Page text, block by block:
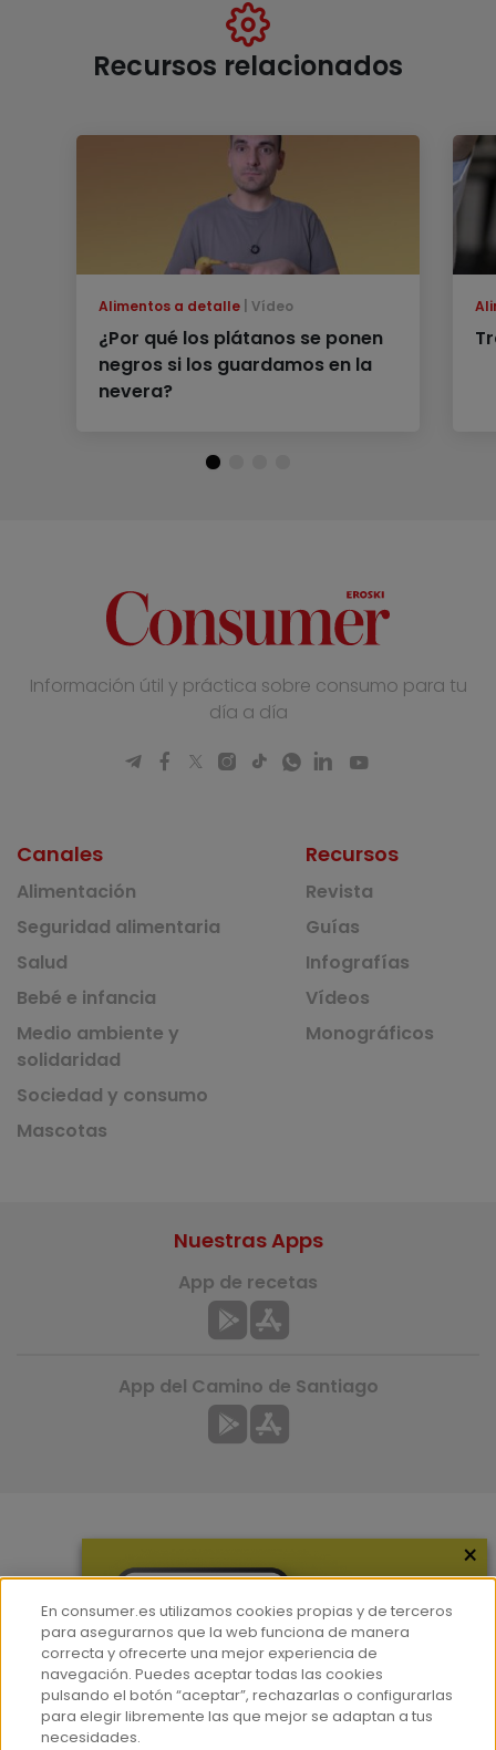
Recursos relacionados
Alimentos a detalle Vídeo
¿Por qué los plátanos se ponen
negros si los guardamos en la
nevera?
Información útil y práctica sobre consumo para tu
día a día
Canales
Alimentación
Seguridad alimentaria
Salud
Bebé e infancia
Medio ambiente y
solidaridad
Sociedad y consumo
Mascotas
Recursos
Revista
Guías
Infografías
Vídeos
Monográficos
Hemeroteca
Contacto
Prensa
Corpus Lingüístico Consumer
Nuestras Apps
App de recetas
App del Camino de Santiago
×
En consumer.es utilizamos cookies propias y de terceros
para asegurarnos que la web funciona de manera
correcta y ofrecerte una mejor experiencia de
navegación. Puedes aceptar todas las cookies
pulsando el botón “aceptar”, rechazarlas o configurarlas
para elegir libremente las que mejor se adaptan a tus
necesidades.